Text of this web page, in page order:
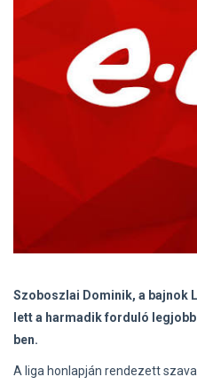
Szoboszlai Dominik, a bajnok
lett a harmadik forduló
ben.
A liga honlapján rendezett